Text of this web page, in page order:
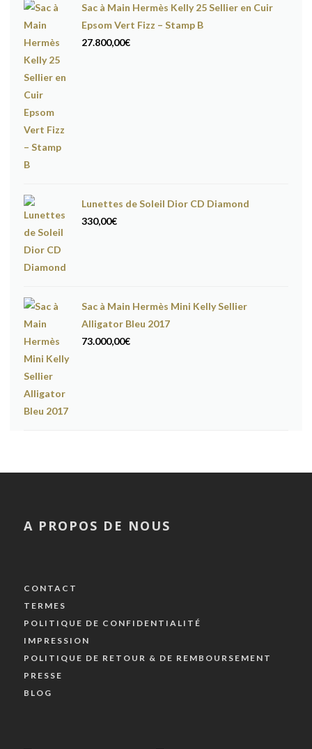
Sac à Main Hermès Kelly 25 Sellier en Cuir
Epsom Vert Fizz – Stamp B
27.800,00€
Lunettes de Soleil Dior CD Diamond
330,00€
Sac à Main Hermès Mini Kelly Sellier
Alligator Bleu 2017
73.000,00€
A PROPOS DE NOUS
CONTACT
TERMES
POLITIQUE DE CONFIDENTIALITÉ
IMPRESSION
POLITIQUE DE RETOUR & DE REMBOURSEMENT
PRESSE
BLOG